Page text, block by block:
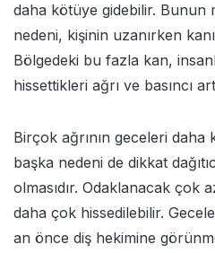
daha kötüye gidebilir. Bunun
nedeni, kişinin uzanırken
Bölgedeki bu fazla kan,
hissettikleri ağrı ve basıncı
Birçok ağrının geceleri
başka nedeni de dikkat
olmasıdır. Odaklanacak çok
daha çok hissedilebilir.
an önce diş hekimine